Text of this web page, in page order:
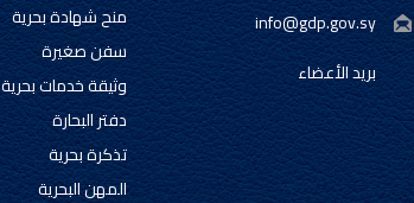
info@gdp.gov.sy
بريد الأعضاء
منح شهادة بحرية
سفن صغيرة
وثيقة خدمات بحرية
دفتر البحارة
تذكرة بحرية
المهن البحرية